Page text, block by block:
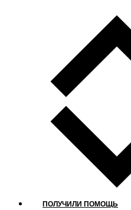
ПОЛУЧИЛИ ПОМОЩЬ